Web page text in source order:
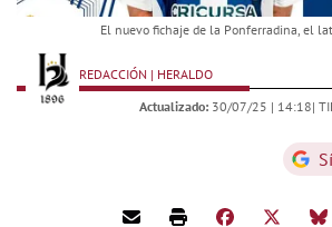
El nuevo fichaje de la Ponferradina, el
REDACCIÓN | HERALDO
Actualizado: 30/07/25 | 14:18|